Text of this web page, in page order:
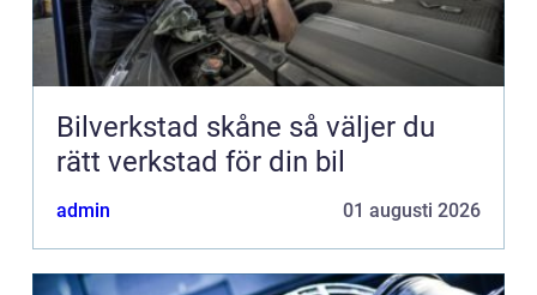
Bilverkstad skåne så väljer du
rätt verkstad för din bil
admin 01 augusti 2026